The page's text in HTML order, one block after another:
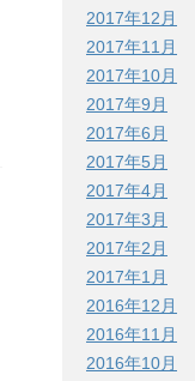
2017年12月
2017年11月
2017年10月
2017年9月
2017年6月
2017年5月
2017年4月
2017年3月
2017年2月
2017年1月
2016年12月
2016年11月
2016年10月